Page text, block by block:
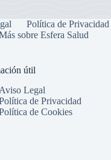
Política de Privacidad
sobre Esfera Salud
útil
Aviso Legal
de Privacidad
de Cookies